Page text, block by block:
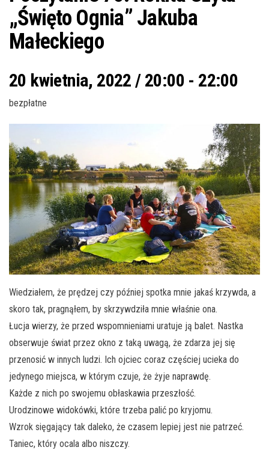
„Święto Ognia” Jakuba
Małeckiego
20 kwietnia, 2022 / 20:00 - 22:00
bezpłatne
Wiedziałem, że prędzej czy później spotka mnie jakaś krzywda, a
skoro tak, pragnąłem, by skrzywdziła mnie właśnie ona.
Łucja wierzy, że przed wspomnieniami uratuje ją balet. Nastka
obserwuje świat przez okno z taką uwagą, że zdarza jej się
przenosić w innych ludzi. Ich ojciec coraz częściej ucieka do
jedynego miejsca, w którym czuje, że żyje naprawdę.
Każde z nich po swojemu obłaskawia przeszłość.
Urodzinowe widokówki, które trzeba palić po kryjomu.
Wzrok sięgający tak daleko, że czasem lepiej jest nie patrzeć.
Taniec, który ocala albo niszczy.